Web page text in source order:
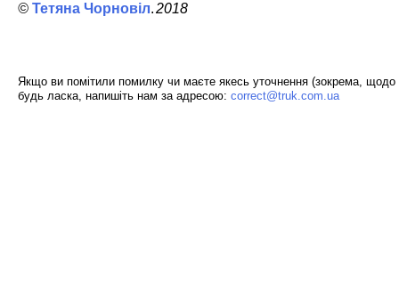
Тетяна Чорновіл 2018
Якщо ви помітили помилку чи маєте якесь уточнення (зокрема, щодо
будь ласка, напишіть нам за адресою: correct@truk.com.ua